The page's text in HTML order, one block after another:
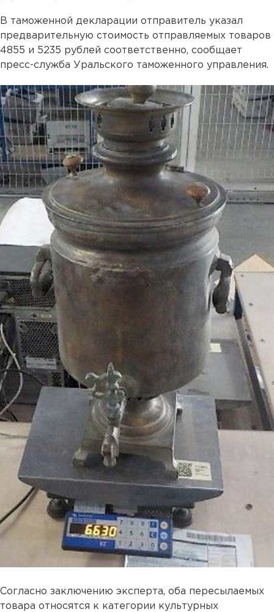
В таможенной декларации отправитель указал
предварительную стоимость отправляемых товаров
4855 и 5235 рублей соответственно, сообщает
пресс-служба Уральского таможенного управления.
Согласно заключению эксперта, оба пересылаемых
товара относятся к категории культурных